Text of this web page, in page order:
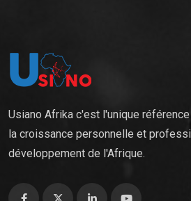
Usiano Afrika c'est l'unique
la croissance personnelle et
développement de l'Afrique.